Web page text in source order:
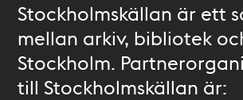
Stockholmskällan är ett
mellan arkiv, bibliotek
Stockholm.
till Stockholmskällan är: